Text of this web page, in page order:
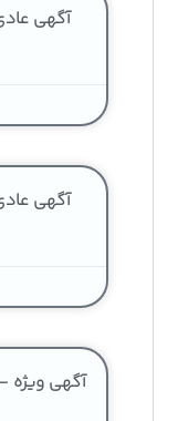
آگهی
آگهی